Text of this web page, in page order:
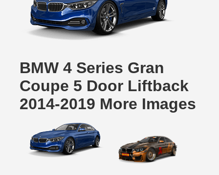
BMW 4 Series Gran
Coupe 5 Door Liftback
2014-2019 More Images